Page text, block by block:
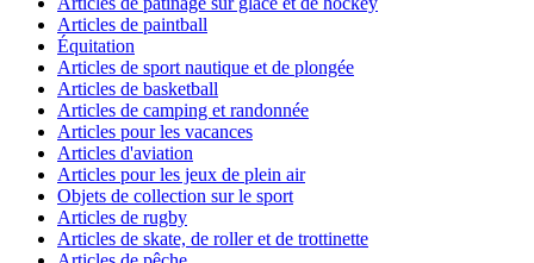
Articles de paintball
Équitation
Articles de sport nautique et de plongée
Articles de basketball
Articles de camping et randonnée
Articles pour les vacances
Articles d'aviation
Articles pour les jeux de plein air
Objets de collection sur le sport
Articles de rugby
Articles de skate, de roller et de trottinette